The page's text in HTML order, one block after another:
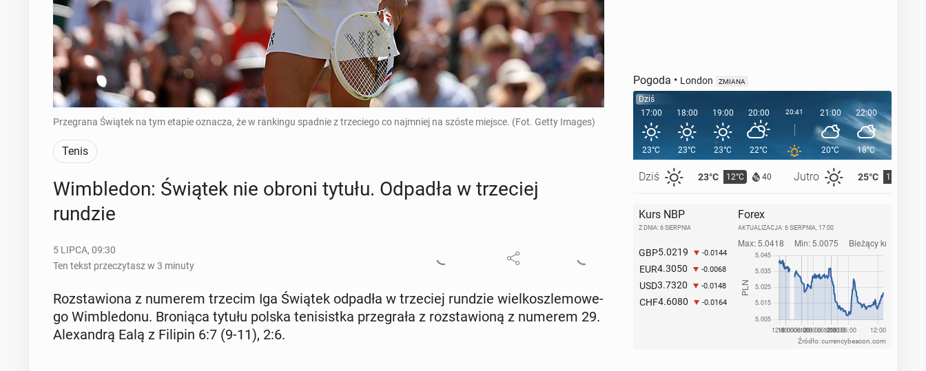
Przegrana Świątek na tym etapie oznacza, że w rankingu spadnie z trzeciego co najmniej na szóste miejsce. (Fot. Getty Images)
Tenis
Wim­ble­don: Świątek nie obroni tytułu. Odpadła w trze­ciej
rundzie
5 LIPCA, 09:30
Ten tekst przeczytasz w 3 minuty
Roz­sta­wio­na z numerem trzecim Iga Świątek odpadła w trze­ciej rundzie wiel­kosz­le­mo­we­
go Wim­ble­do­nu. Bro­nią­ca tytułu polska te­ni­sist­ka prze­gra­ła z roz­sta­wio­ną z numerem 29.
Ale­xan­drą Ealą z Filipin 6:7 (9-11), 2:6.
Pogoda • London ZMIANA
Dziś
17:00
23°C
Dziś 23°C 12°C 40 Jutro 25°C 13°C
18:00
23°C
19:00
23°C
20:00
22°C
20:41 21:00
20°C
22:00
18°C
23:00
Kurs NBP
Z DNIA: 6 SIERPNIA
GBP5.0219 -0.0144
EUR4.3050 -0.0068
USD3.7320 -0.0148
CHF4.6080 -0.0164
Forex
AKTUALIZACJA: 6 SIERPNIA, 17:00
Źródło: currencybeacon.com